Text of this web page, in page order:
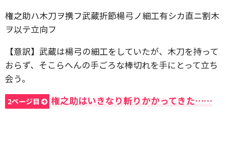
権之助ハ木刀ヲ携フ武蔵折節楊弓ノ細工有シカ直ニ割木
ヲ以テ立向フ
【意訳】武蔵は楊弓の細工をしていたが、木刀を持って
おらず、そこらへんの手ごろな棒切れを手にとって立ち
会う。
2ページ目 権之助はいきなり斬りかかってきた……